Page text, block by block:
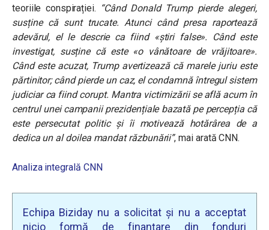
teoriile conspirației. “Când Donald Trump pierde alegeri,
susține că sunt trucate. Atunci când presa raportează
adevărul, el le descrie ca fiind «știri false». Când este
investigat, susține că este «o vânătoare de vrăjitoare».
Când este acuzat, Trump avertizează că marele juriu este
părtinitor; când pierde un caz, el condamnă întregul sistem
judiciar ca fiind corupt. Mantra victimizării se află acum în
centrul unei campanii prezidențiale bazată pe percepția că
este persecutat politic și îi motivează hotărârea de a
dedica un al doilea mandat răzbunării”, mai arată CNN.
Analiza integrală CNN
Echipa Biziday nu a solicitat și nu a acceptat
nicio formă de finanțare din fonduri